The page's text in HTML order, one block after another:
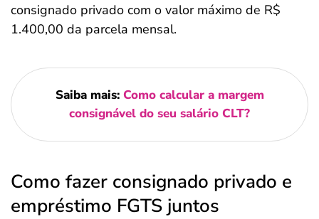
consignado privado com o valor máximo de R$
1.400,00 da parcela mensal.
Saiba mais: Como calcular a margem
consignável do seu salário CLT?
Como fazer consignado privado e
empréstimo FGTS juntos